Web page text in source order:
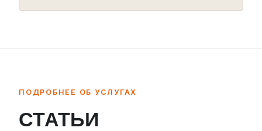
ПОДРОБНЕЕ ОБ УСЛУГАХ
СТАТЬИ